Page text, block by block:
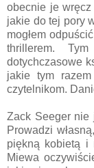
obecnie je wręcz
jakie do tej pory
mogłem
thrillerem.
dotychczasowe
jakie tym razem
czytelnikom.
Zack Seeger nie
Prowadzi
piękną kobietą i
Miewa